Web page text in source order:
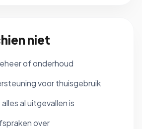
niet
of onderhoud
voor thuisgebruik
al uitgevallen is
over